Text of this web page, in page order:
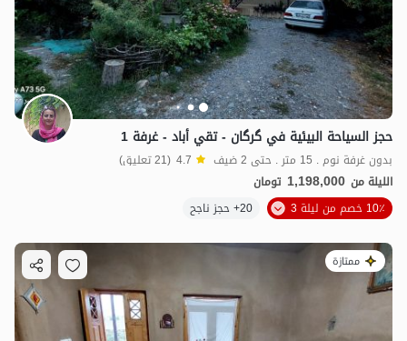
حجز السياحة البيئية في گرگان - تقي أباد - غرفة 1
بدون غرفة نوم . 15 متر . حتى 2 ضيف 4.7 (21 تعليق)
الليلة من 1,198,000 تومان
10٪ خصم من ليلة 3
20+ حجز ناجح
ممتازة